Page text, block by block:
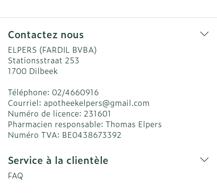
Contactez nous
ELPERS (FARDIL BVBA)
Stationsstraat 253
1700 Dilbeek
Téléphone: 02/4660916
Courriel: apotheekelpers@gmail.com
Numéro de licence: 231601
Pharmacien responsable: Thomas Elpers
Numéro TVA: BE0438673392
Service à la clientèle
FAQ